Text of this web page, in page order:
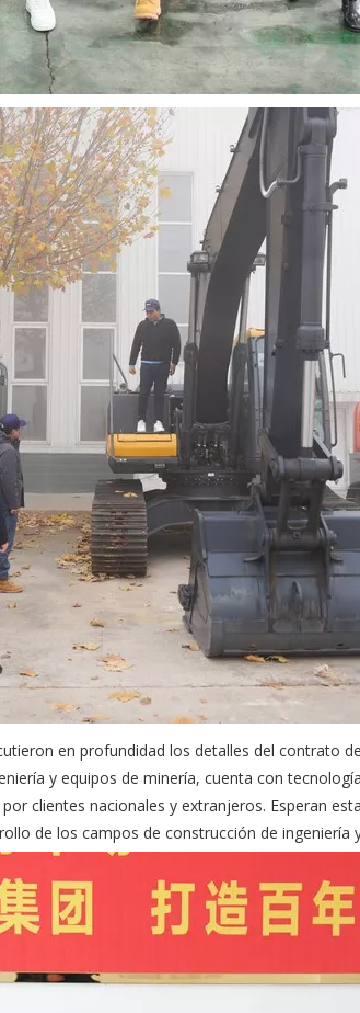
en profundidad los detalles del contrato
y equipos de minería, cuenta con
clientes nacionales y extranjeros. Esperan
de los campos de construcción de ingeniería